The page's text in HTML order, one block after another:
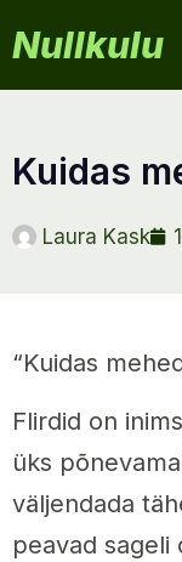
Nullkulu
kuidas
Laura Kask
“Kuidas
Flirdid on
üks
väljendada
peavad sageli